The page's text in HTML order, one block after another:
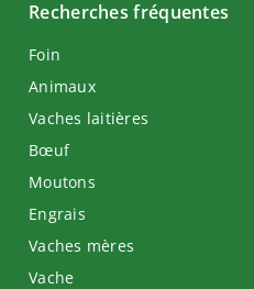
Recherches fréquentes
Foin
Animaux
Vaches laitières
Bœuf
Moutons
Engrais
Vaches mères
Vache